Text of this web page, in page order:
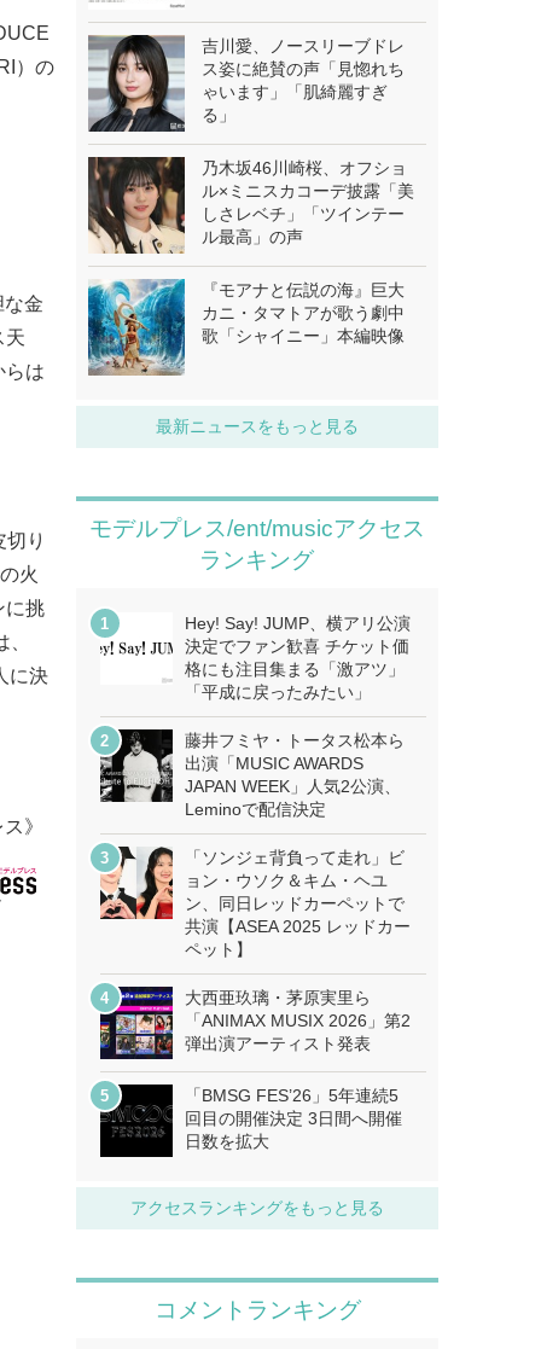
）の
金
天
らは
り
火
に挑
に決
》
吉川愛、ノースリーブドレ
ス姿に絶賛の声「見惚れち
ゃいます」「肌綺麗すぎ
る」
乃木坂46川崎桜、オフショ
ル×ミニスカコーデ披露「美
しさレベチ」「ツインテー
ル最高」の声
『モアナと伝説の海』巨大
カニ・タマトアが歌う劇中
歌「シャイニー」本編映像
最新ニュースをもっと見る
モデルプレス/ent/musicアクセス
ランキング
Hey! Say! JUMP、横アリ公演
決定でファン歓喜 チケット価
格にも注目集まる「激アツ」
「平成に戻ったみたい」
藤井フミヤ・トータス松本ら
出演「MUSIC AWARDS
JAPAN WEEK」人気2公演、
Leminoで配信決定
「ソンジェ背負って走れ」ビ
ョン・ウソク＆キム・ヘユ
ン、同日レッドカーペットで
共演【ASEA 2025 レッドカー
ペット】
大西亜玖璃・茅原実里ら
「ANIMAX MUSIX 2026」第2
弾出演アーティスト発表
「BMSG FES’26」5年連続5
回目の開催決定 3日間へ開催
日数を拡大
アクセスランキングをもっと見る